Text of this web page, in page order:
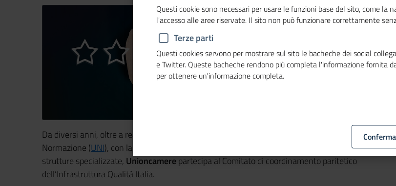
Da diversi anni, oltre a realizzare le attività previste dall’Accordo quadro con l’Ente Italiano di
Normazione (UNI), con la collaborazione di Dintec e di 36 Camere di commercio e loro
strutture specializzate, Unioncamerepartecipa al Comitato di coordinamento paritetico
dell’Infrastruttura Qualità Italia.
Questi cookie sono necessari per usare le funzioni base del sito, come la
l'accesso alle aree riservate. Il sito non può funzionare correttamente
Terze parti
Questi cookies servono per mostrare sul sito le bacheche dei social
e Twitter. Queste bacheche rendono più completa l'informazione fornita
per ottenere un'informazione completa.